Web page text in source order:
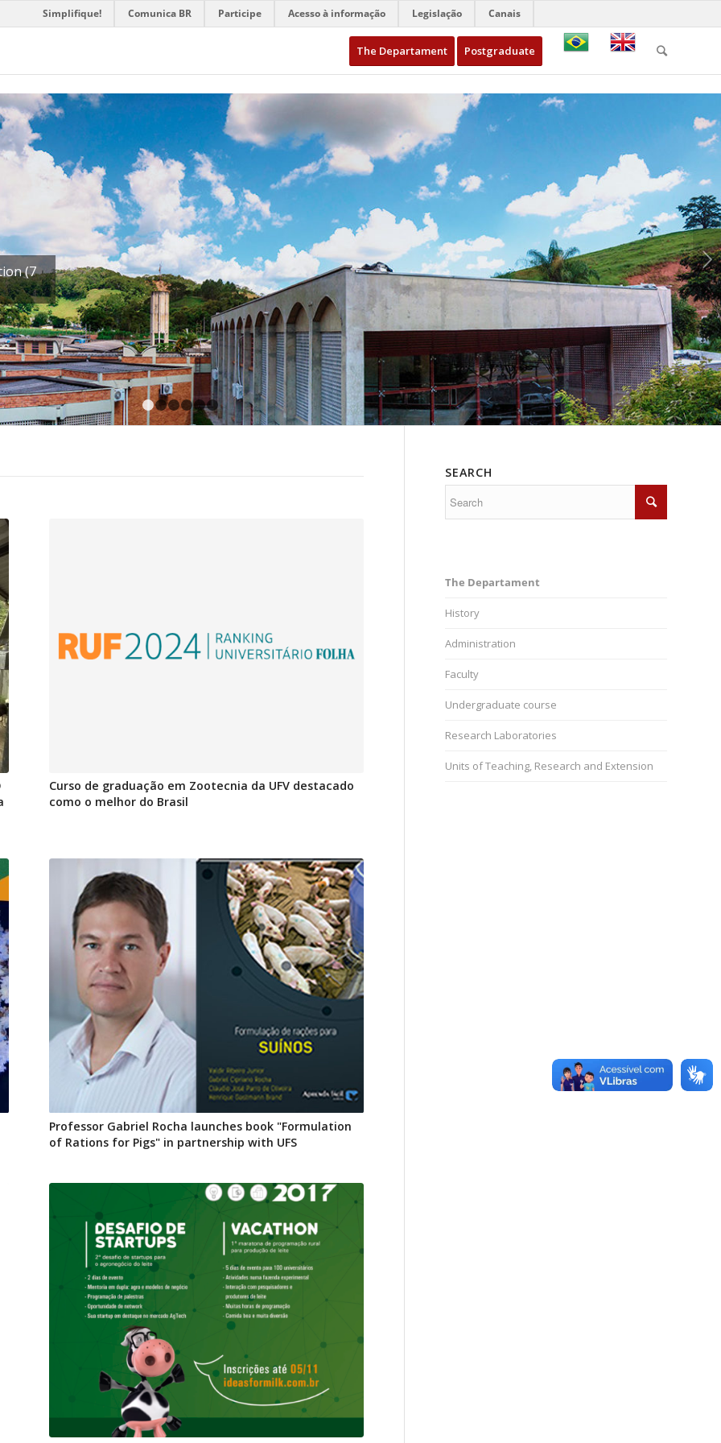
Simplifique! Comunica BR Participe Acesso à informação Legislação Canais
The Departament Postgraduate
(7 Next
1 2 3 4 5 6
Curso de graduação em Zootecnia da UFV destacado
como o melhor do Brasil
Professor Gabriel Rocha launches book "Formulation
of Rations for Pigs" in partnership with UFS
SEARCH
The Departament
History
Administration
Faculty
Undergraduate course
Research Laboratories
Units of Teaching, Research and Extension